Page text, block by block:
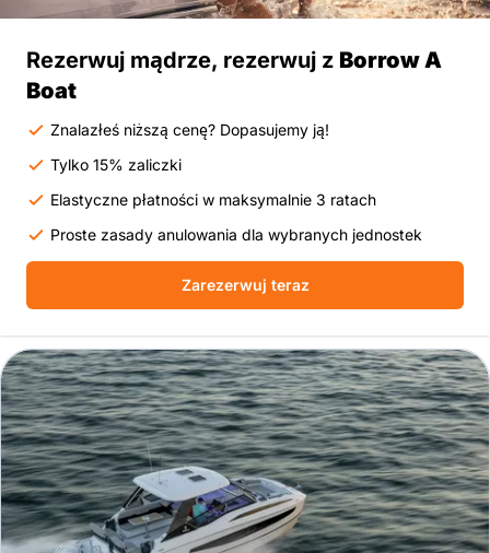
Rezerwuj mądrze, rezerwuj z Borrow A
Boat
Znalazłeś niższą cenę? Dopasujemy ją!
Tylko 15% zaliczki
Elastyczne płatności w maksymalnie 3 ratach
Proste zasady anulowania dla wybranych jednostek
Zarezerwuj teraz